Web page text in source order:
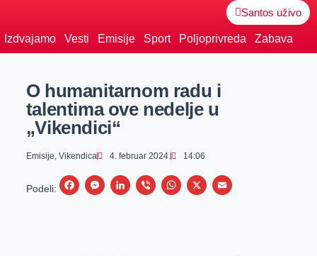
Santos uživo
Izdvajamo Vesti Emisije Sport Poljoprivreda Zabava
O humanitarnom radu i
talentima ove nedelje u
„Vikendici“
Emisije, Vikendica 4. februar 2024. 14:06
Podeli:
F
M
L
V
W
X
E